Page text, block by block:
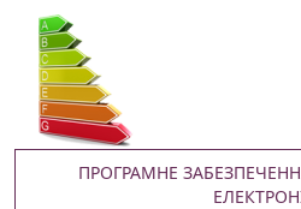
ПРОГРАМНЕ